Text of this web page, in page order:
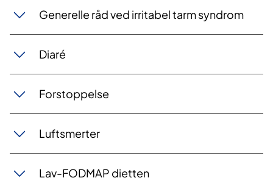
Generelle råd ved ir​​​​​ritabel tarm syndrom
Diaré
Forstoppelse
Luftsmerter
Lav-FODMAP dietten